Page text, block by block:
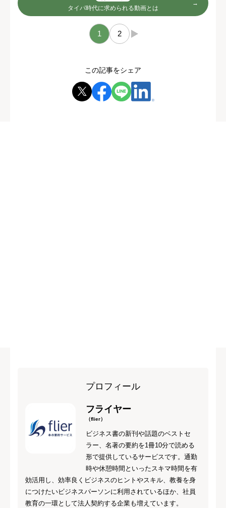
タイパ時代に求められる動画とは
1 2 →
この記事をシェア
プロフィール
フライヤー
（flier）
ビジネス書の新刊や話題のベストセ
ラー、名著の要約を1冊10分で読める
形で提供しているサービスです。通勤
時や休憩時間といったスキマ時間を有
効活用し、効率良くビジネスのヒントやスキル、教養を身
につけたいビジネスパーソンに利用されているほか、社員
教育の一環として法人契約する企業も増えています。